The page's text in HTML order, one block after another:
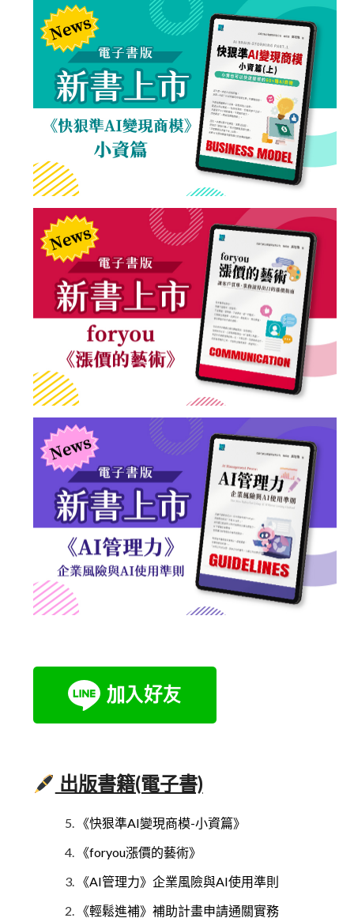
出版書籍(電子書)
《快狠準AI變現商模-小資篇》
《foryou漲價的藝術》
《AI管理力》企業風險與AI使用準則
《輕鬆進補》補助計畫申請通關實務